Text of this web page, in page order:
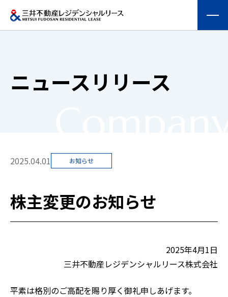
提供する価値
採用情報
ニュースリリース
2025.04.01 お知らせ
株主変更のお知らせ
2025年4月1日
三井不動産レジデンシャルリース株式会社
平素は格別のご高配を賜り厚く御礼申しあげます。